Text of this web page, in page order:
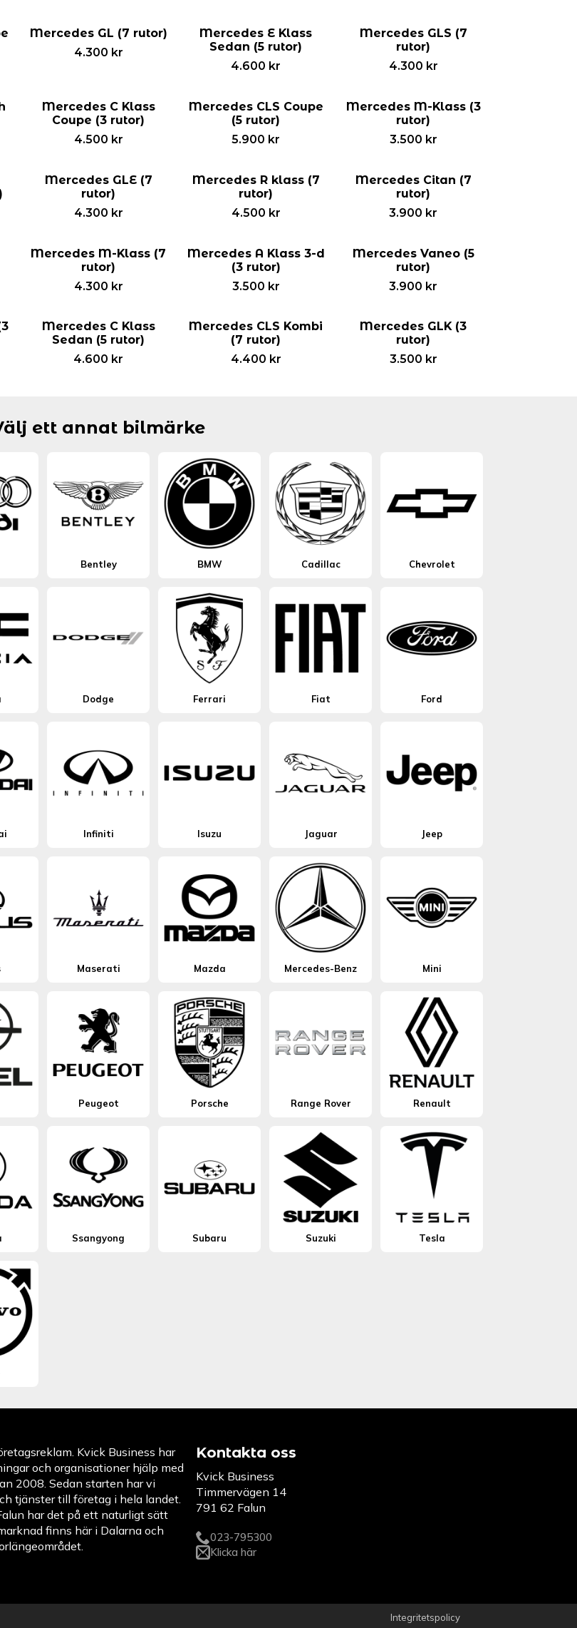
Mercedes GL (7 rutor)
4.300 kr
Mercedes E Klass
Sedan (5 rutor)
4.600 kr
Mercedes GLS (7
rutor)
4.300 kr
Mercedes C Klass
Coupe (3 rutor)
4.500 kr
Mercedes CLS Coupe
(5 rutor)
5.900 kr
Mercedes M-Klass (3
rutor)
3.500 kr
Mercedes GLE (7
rutor)
4.300 kr
Mercedes R klass (7
rutor)
4.500 kr
Mercedes Citan (7
rutor)
3.900 kr
Mercedes M-Klass (7
rutor)
4.300 kr
Mercedes A Klass 3-d
(3 rutor)
3.500 kr
Mercedes Vaneo (5
rutor)
3.900 kr
Mercedes C Klass
Sedan (5 rutor)
4.600 kr
Mercedes CLS Kombi
(7 rutor)
4.400 kr
Mercedes GLK (3
rutor)
3.500 kr
ett annat bilmärke
Bentley BMW Cadillac Chevrolet
Dodge Ferrari Fiat Ford
Infiniti Isuzu Jaguar Jeep
Maserati Mazda Mercedes-Benz Mini
Peugeot Porsche Range Rover Renault
Ssangyong Subaru Suzuki Tesla
Kvick Business har
och organisationer hjälp med
2008. Sedan starten har vi
tjänster till företag i hela landet.
har det på ett naturligt sätt
finns här i Dalarna och
Kontakta oss
Kvick Business
Timmervägen 14
791 62 Falun
023-795300
Klicka här
Integritetspolicy